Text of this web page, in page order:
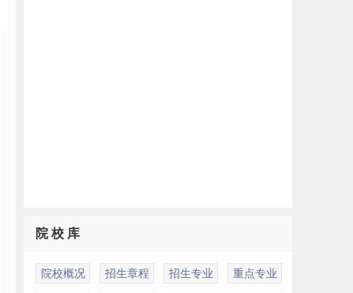
院 校 库
院校概况 招生章程 招生专业 重点专业